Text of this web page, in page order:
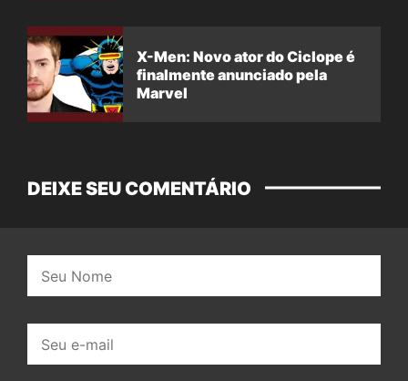
X-Men: Novo ator do Ciclope é
finalmente anunciado pela
Marvel
DEIXE SEU COMENTÁRIO
mail: